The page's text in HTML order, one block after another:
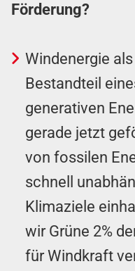
Förderung?
Windenergie
Bestandteil
gen­er­ativen
gerade jetzt
von fossilen
schnell
Klima­ziele
wir Grüne 2%
für Wind­kraft